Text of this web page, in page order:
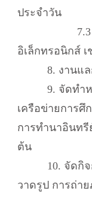
ประจำวัน
7.3 ประ
อิเล็กทรอนิกส์
8. งานแลก
9. จัดทำหลัก
เครือข่ายการศึ
การทำนาอินท
ต้น
10. จัดกิจกร
วาดรูป การถ่า